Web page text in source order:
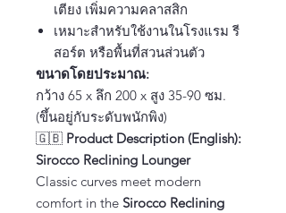
เตียง เพิ่มความคลาสสิก
เหมาะสำหรับใช้งานในโรงแรม รี
สอร์ต หรือพื้นที่สวนส่วนตัว
ขนาดโดยประมาณ:
กว้าง 65 x ลึก 200 x สูง 35-90 ซม.
(ขึ้นอยู่กับระดับพนักพิง)
🇬🇧 Product Description (English):
Sirocco Reclining Lounger
Classic curves meet modern
comfort in the Sirocco Reclining